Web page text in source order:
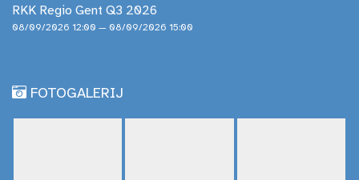
RKK Regio Gent Q3 2026
08/09/2026 12:00 — 08/09/2026 15:00
FOTOGALERIJ